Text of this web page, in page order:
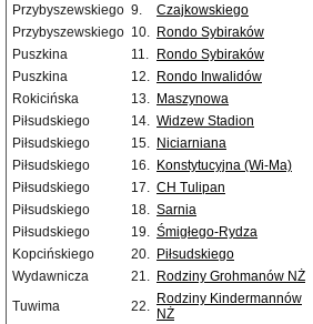
Przybyszewskiego 9. Czajkowskiego
Przybyszewskiego 10. Rondo Sybiraków
Puszkina
11. Rondo Sybiraków
Puszkina
12. Rondo Inwalidów
Rokicińska
13. Maszynowa
Piłsudskiego
14. Widzew Stadion
Piłsudskiego
15. Niciarniana
Piłsudskiego
16. Konstytucyjna (Wi-Ma)
Piłsudskiego
17. CH Tulipan
Piłsudskiego
18. Sarnia
Piłsudskiego
19. Śmigłego-Rydza
Kopcińskiego
20. Piłsudskiego
Wydawnicza
21. Rodziny Grohmanów NŻ
Tuwima
22. Rodziny Kindermannów
NŻ